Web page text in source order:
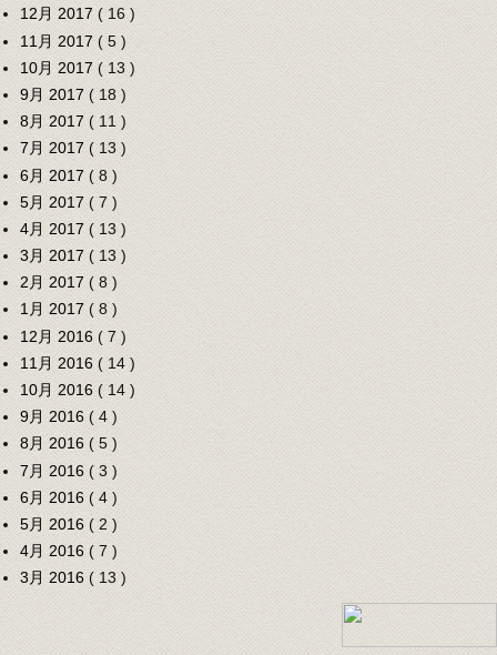
12月 2017 ( 16 )
11月 2017 ( 5 )
10月 2017 ( 13 )
9月 2017 ( 18 )
8月 2017 ( 11 )
7月 2017 ( 13 )
6月 2017 ( 8 )
5月 2017 ( 7 )
4月 2017 ( 13 )
3月 2017 ( 13 )
2月 2017 ( 8 )
1月 2017 ( 8 )
12月 2016 ( 7 )
11月 2016 ( 14 )
10月 2016 ( 14 )
9月 2016 ( 4 )
8月 2016 ( 5 )
7月 2016 ( 3 )
6月 2016 ( 4 )
5月 2016 ( 2 )
4月 2016 ( 7 )
3月 2016 ( 13 )